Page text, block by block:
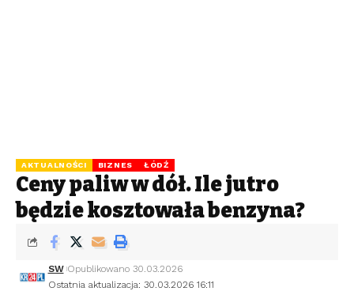
AKTUALNOŚCI BIZNES ŁÓDŹ
Ceny paliw w dół. Ile jutro
będzie kosztowała benzyna?
Ostatnia aktualizacja: 30.03.2026 16:11
SW Opublikowano 30.03.2026